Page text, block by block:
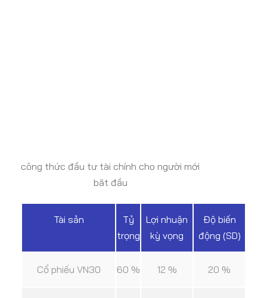
công thức đầu tư tài chính cho người mới
băt đầu
Tài sản
Tỷ
trọng
Lợi nhuận
kỳ vọng
Độ biến
động (SD)
Cổ phiếu VN30 60 % 12 % 20 %